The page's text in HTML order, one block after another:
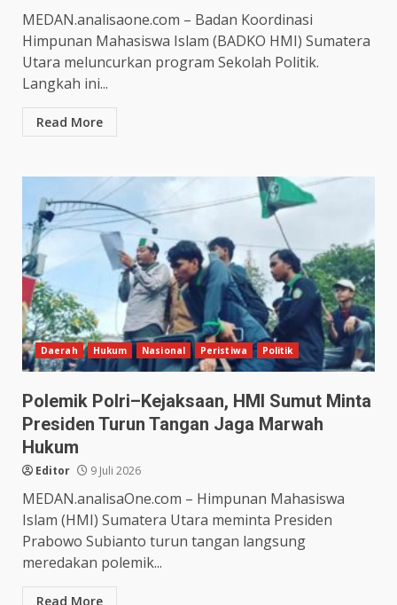
MEDAN.analisaone.com – Badan Koordinasi
Himpunan Mahasiswa Islam (BADKO HMI) Sumatera
Utara meluncurkan program Sekolah Politik.
Langkah ini...
Read More
Daerah Hukum Nasional Peristiwa Politik
Polemik Polri–Kejaksaan, HMI Sumut Minta
Presiden Turun Tangan Jaga Marwah
Hukum
Editor 9 Juli 2026
MEDAN.analisaOne.com – Himpunan Mahasiswa
Islam (HMI) Sumatera Utara meminta Presiden
Prabowo Subianto turun tangan langsung
meredakan polemik...
Read More